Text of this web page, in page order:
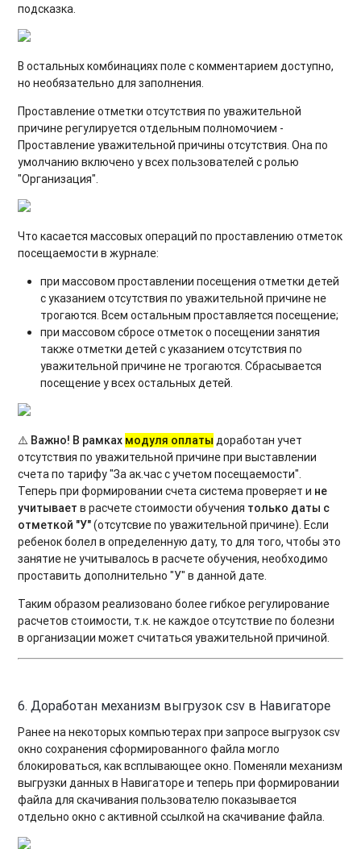
подсказка.
В остальных комбинациях поле с комментарием доступно,
но необязательно для заполнения.
Проставление отметки отсутствия по уважительной
причине регулируется отдельным полномочием -
Проставление уважительной причины отсутствия. Она по
умолчанию включено у всех пользователей с ролью
"Организация".
Что касается массовых операций по проставлению отметок
посещаемости в журнале:
при массовом проставлении посещения отметки детей
с указанием отсутствия по уважительной причине не
трогаются. Всем остальным проставляется посещение;
при массовом сбросе отметок о посещении занятия
также отметки детей с указанием отсутствия по
уважительной причине не трогаются. Сбрасывается
посещение у всех остальных детей.
⚠️ Важно! В рамках модуля оплаты доработан учет
отсутствия по уважительной причине при выставлении
счета по тарифу "За ак.час с учетом посещаемости".
Теперь при формировании счета система проверяет и не
учитывает в расчете стоимости обучения только даты с
отметкой "У"(отсутсвие по уважительной причине). Если
ребенок болел в определенную дату, то для того, чтобы это
занятие не учитывалось в расчете обучения, необходимо
проставить дополнительно "У" в данной дате.
Таким образом реализовано более гибкое регулирование
расчетов стоимости, т.к. не каждое отсутствие по болезни
в организации может считаться уважительной причиной.
6. Доработан механизм выгрузок csv в Навигаторе
Ранее на некоторых компьютерах при запросе выгрузок csv
окно сохранения сформированного файла могло
блокироваться, как всплывающее окно. Поменяли механизм
выгрузки данных в Навигаторе и теперь при формировании
файла для скачивания пользователю показывается
отдельно окно с активной ссылкой на скачивание файла.